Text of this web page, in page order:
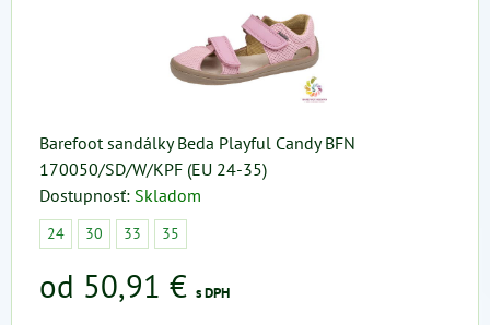
Barefoot sandálky Beda Playful Candy BFN
170050/SD/W/KPF (EU 24-35)
Dostupnosť: Skladom
24 30 33 35
od 50,91 € s DPH